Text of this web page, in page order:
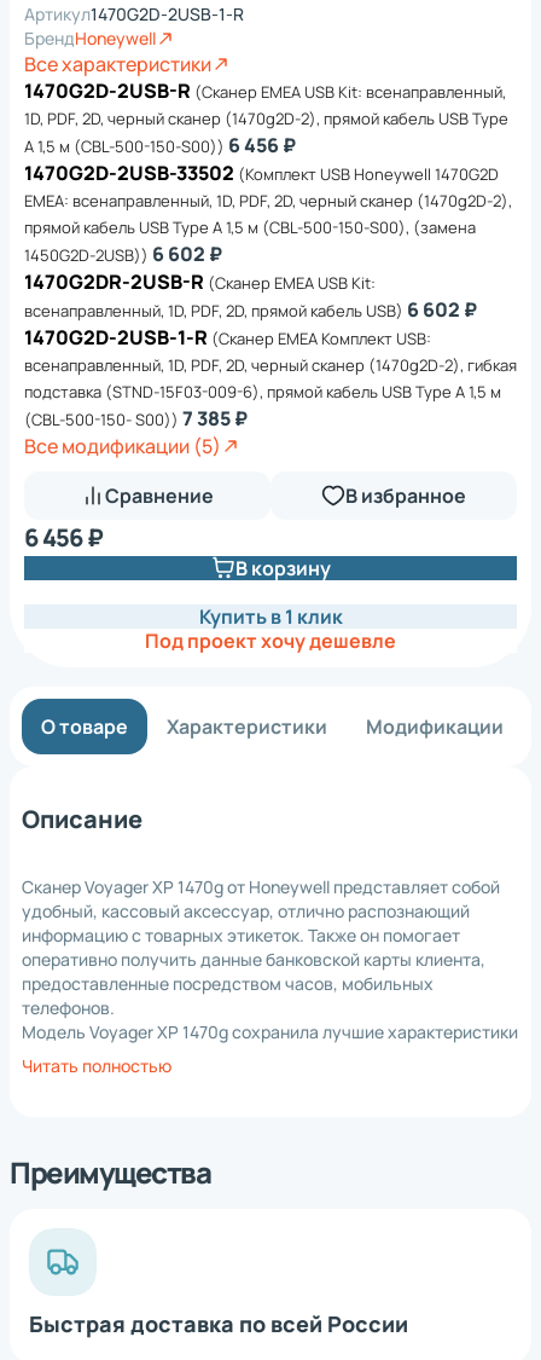
Артикул1470G2D-2USB-1-R
БрендHoneywell
Все характеристики
1470G2D-2USB-R (Сканер EMEA USB Kit: всенаправленный,
1D, PDF, 2D, черный сканер (1470g2D-2), прямой кабель USB Type
A 1,5 м (CBL-500-150-S00)) 6 456 ₽
1470G2D-2USB-33502 (Комплект USB Honeywell 1470G2D
EMEA: всенаправленный, 1D, PDF, 2D, черный сканер (1470g2D-2),
прямой кабель USB Type A 1,5 м (CBL-500-150-S00), (замена
1450G2D-2USB)) 6 602 ₽
1470G2DR-2USB-R (Сканер EMEA USB Kit:
всенаправленный, 1D, PDF, 2D, прямой кабель USB) 6 602 ₽
1470G2D-2USB-1-R (Сканер EMEA Комплект USB:
всенаправленный, 1D, PDF, 2D, черный сканер (1470g2D-2), гибкая
подставка (STND-15F03-009-6), прямой кабель USB Type A 1,5 м
(CBL-500-150- S00)) 7 385 ₽
Все модификации (5)
Сравнение
В избранное
6 456 ₽
В корзину
Купить в 1 клик
Под проект хочу дешевле
О товаре Характеристики Модификации
Описание
Сканер Voyager XP 1470g от Honeywell представляет собой
удобный, кассовый аксессуар, отлично распознающий
информацию с товарных этикеток. Также он помогает
оперативно получить данные банковской карты клиента,
предоставленные посредством часов, мобильных
телефонов.
Модель Voyager XP 1470g сохранила лучшие характеристики
от своих предшественников, но получила ряд
дополнительных опций. Кассиру не приходится покидать
положительно влияет на быстроту обслуживания.
Розничные и оптовые торговые сети. При желании сканер
подойдёт для других направлений обслуживания, где
используются опознавательные знаки со штрих-кодами и
безналичной формой расчёта.
Сканер может применяться в закрытых помещениях, на
выставочных площадях (в случае выездной торговли).
Читать полностью
Преимущества
Быстрая доставка по всей России
*Нажимая на кнопку, вы
обработку